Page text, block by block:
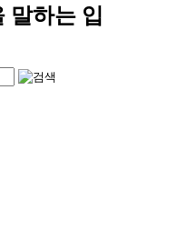
말하는 입